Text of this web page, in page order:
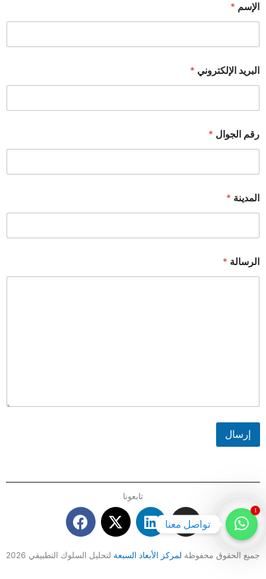
الإسم *
البريد الإلكتروني *
رقم الجوال *
المدينة *
الرسالة *
إرسال
تابعونا
I
n
t
L
i
k
X
-
w
F
a
e
جميع الحقوق محفوظة لمركز الأبعاد السبعة لتحليل السلوك التطبيقي 2026
1
تواصل معنا